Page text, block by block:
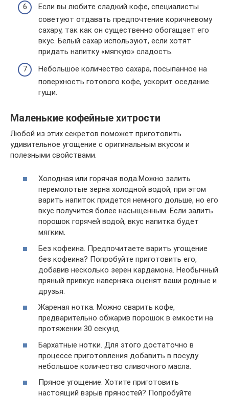
Если вы любите сладкий кофе, специалисты
советуют отдавать предпочтение коричневому
сахару, так как он существенно обогащает его
вкус. Белый сахар используют, если хотят
придать напитку «мягкую» сладость.
Небольшое количество сахара, посыпанное на
поверхность готового кофе, ускорит оседание
гущи.
Маленькие кофейные хитрости
Любой из этих секретов поможет приготовить
удивительное угощение с оригинальным вкусом и
полезными свойствами.
Холодная или горячая вода.Можно залить
перемолотые зерна холодной водой, при этом
варить напиток придется немного дольше, но его
вкус получится более насыщенным. Если залить
порошок горячей водой, вкус напитка будет
мягким.
Без кофеина. Предпочитаете варить угощение
без кофеина? Попробуйте приготовить его,
добавив несколько зерен кардамона. Необычный
пряный привкус наверняка оценят ваши родные и
друзья.
Жареная нотка. Можно сварить кофе,
предварительно обжарив порошок в емкости на
протяжении 30 секунд.
Бархатные нотки. Для этого достаточно в
процессе приготовления добавить в посуду
небольшое количество сливочного масла.
Пряное угощение. Хотите приготовить
настоящий взрыв пряностей? Попробуйте